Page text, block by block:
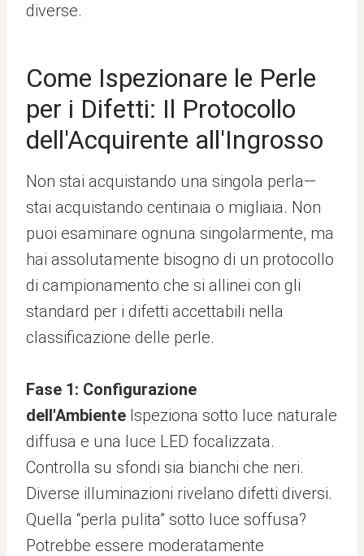
diverse.
Come Ispezionare le Perle
per i Difetti: Il Protocollo
dell'Acquirente all'Ingrosso
Non stai acquistando una singola perla—
stai acquistando centinaia o migliaia. Non
puoi esaminare ognuna singolarmente, ma
hai assolutamente bisogno di un protocollo
di campionamento che si allinei con gli
standard per i difetti accettabili nella
classificazione delle perle.
Fase 1: Configurazione
dell'Ambiente Ispeziona sotto luce naturale
diffusa e una luce LED focalizzata.
Controlla su sfondi sia bianchi che neri.
Diverse illuminazioni rivelano difetti diversi.
Quella “perla pulita” sotto luce soffusa?
Potrebbe essere moderatamente